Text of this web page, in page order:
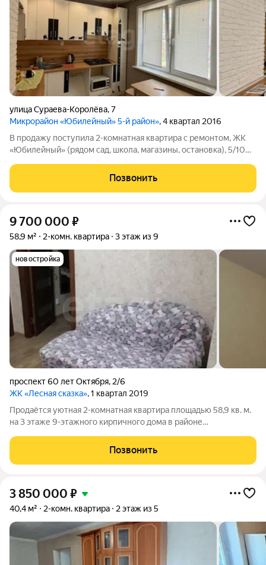
улица Сураева-Королёва,7
Микрорайон «Юбилейный» 5-й район», 4 квартал 2016
В продажу поступила 2-комнатная квартира с ремонтом, ЖК
«Юбилейный» (рядом сад, школа, магазины, остановка), 5/10
Площадь: общая 55,3 м, кухня 8,3 м Этаж: 5 из 10 (есть лифт,
грузовой)
Позвонить
9 700 000 ₽
58,9 м² 2-комн. квартира 3 этаж из 9
новостройка
проспект 60 лет Октября, 2/6
ЖК «Лесная сказка», 1 квартал 2019
Продаётся уютная 2-комнатная квартира площадью 58,9 кв. м.
на 3 этаже 9-этажного кирпичного дома в районе
сочетание городской инфраструктуры и спокойной зелёной
Позвонить
3 850 000 ₽
40,4 м² 2-комн. квартира 2 этаж из 5